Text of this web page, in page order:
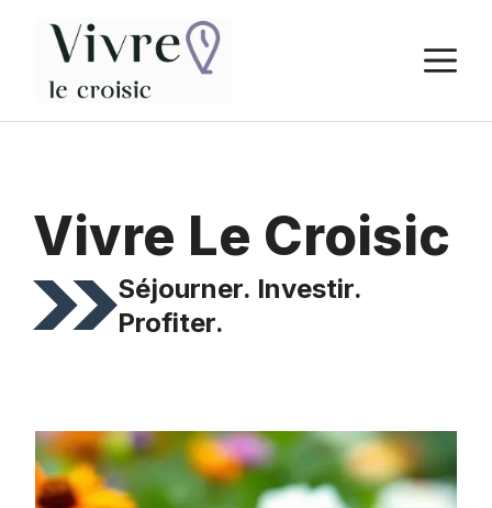
contenu
Vivre Le Croisic
Séjourner. Investir.
Profiter.